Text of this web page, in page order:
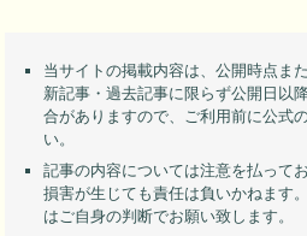
当サイトの掲載内容は、公開時点ま
新記事・過去記事に限らず公開日以
合がありますので、ご利用前に公式
い。
記事の内容については注意を払って
損害が生じても責任は負いかねます
はご自身の判断でお願い致します。